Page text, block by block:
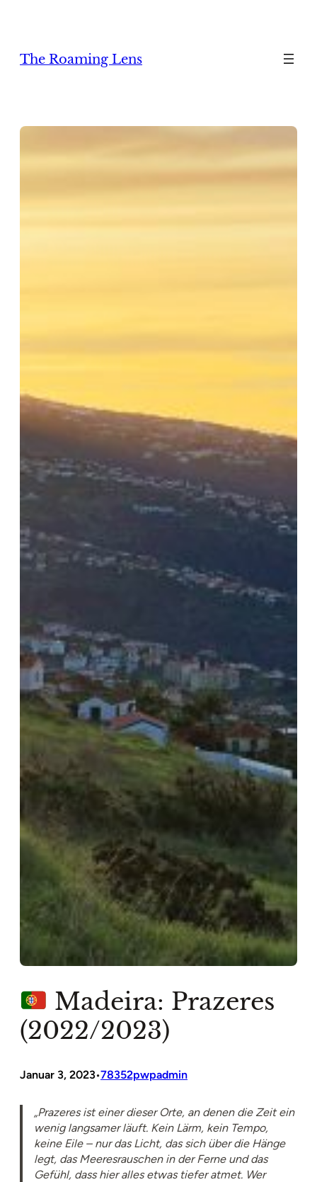
The Roaming Lens
Madeira: Prazeres
(2022/2023)
Januar 3, 2023•78352pwpadmin
„Prazeres ist einer dieser Orte, an denen die Zeit ein
wenig langsamer läuft. Kein Lärm, kein Tempo,
keine Eile – nur das Licht, das sich über die Hänge
legt, das Meeresrauschen in der Ferne und das
Gefühl, dass hier alles etwas tiefer atmet. Wer